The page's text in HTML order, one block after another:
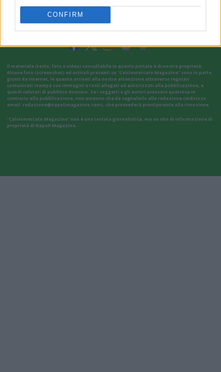
CONFIRMVAI ALLA VERSIONE CLASSICA
Il materiale (testo, foto e video) consultabile in questo portale è di nostra proprietà.
Alcune foto (screenshot) ed articoli presenti su "Calciomercato Magazine" sono in parte
giunti da internet, in quanto arrivati alla nostra attenzione attraverso regolari
comunicati stampa con immagini e testi allegati ed autorizzati alla pubblicazione, e
quindi valutati di pubblico dominio. Se i soggetti o gli autori avessero qualcosa in
contrario alla pubblicazione, non avranno che da segnalarlo alla redazione (indirizzo
email: redazione@napolimagazine.com), che provvederà prontamente alla rimozione.
"Calciomercato Magazine" non è una testata giornalistica, ma un sito di informazione di
proprietà di Napoli Magazine.